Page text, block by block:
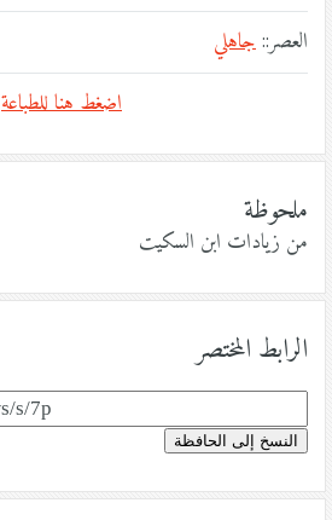
العصر::جاهلي
اضغط هنا للطباعة
ملحوظة
من زيادات ابن السكيت
الرابط المختصر
النسخ إلى الحافظة